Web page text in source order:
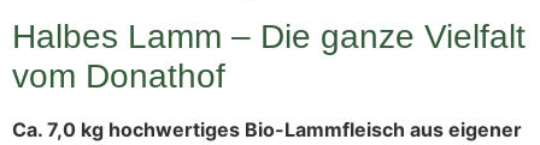
Halbes Lamm – Die ganze Vielfalt
vom Donathof
Ca. 7,0 kg hochwertiges Bio-Lammfleisch aus eigener